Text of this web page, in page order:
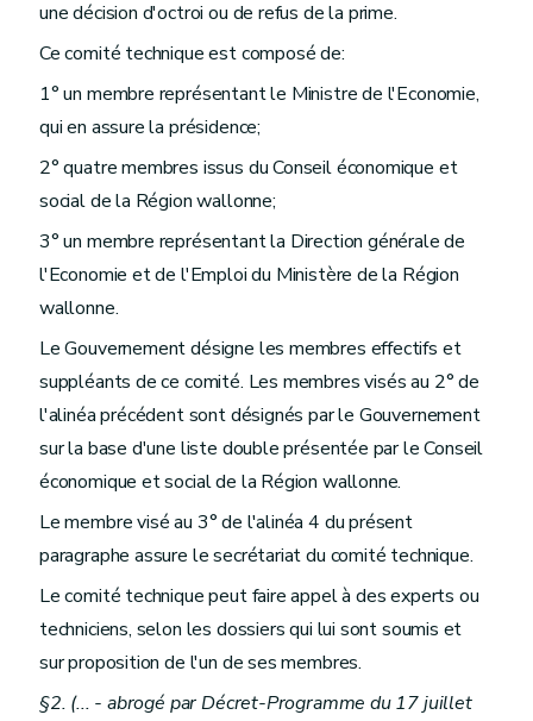
une décision d'octroi ou de refus de la prime.
Ce comité technique est composé de:
1° un membre représentant le Ministre de l'Economie,
qui en assure la présidence;
2° quatre membres issus du Conseil économique et
social de la Région wallonne;
3° un membre représentant la Direction générale de
l'Economie et de l'Emploi du Ministère de la Région
wallonne.
Le Gouvernement désigne les membres effectifs et
suppléants de ce comité. Les membres visés au 2° de
l'alinéa précédent sont désignés par le Gouvernement
sur la base d'une liste double présentée par le Conseil
économique et social de la Région wallonne.
Le membre visé au 3° de l'alinéa 4 du présent
paragraphe assure le secrétariat du comité technique.
Le comité technique peut faire appel à des experts ou
techniciens, selon les dossiers qui lui sont soumis et
sur proposition de l'un de ses membres.
§2. (... - abrogé par Décret-Programme du 17 juillet